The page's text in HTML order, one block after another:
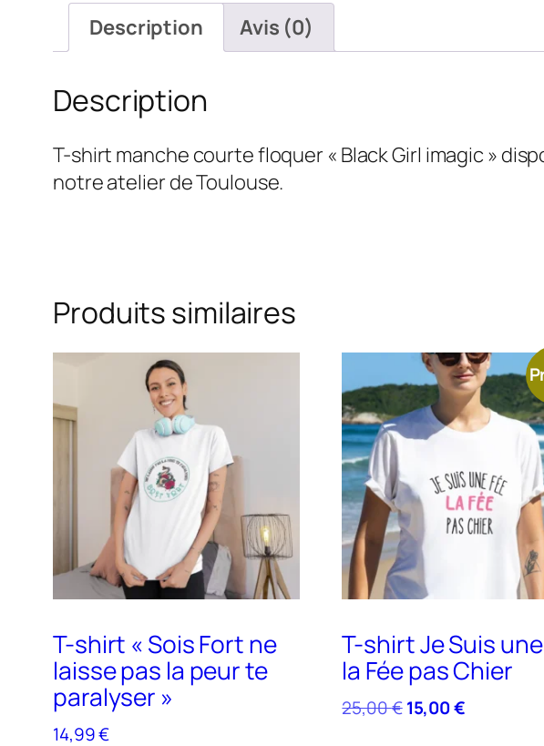
Description Avis (0)
Description
T-shirt manche courte floquer « Black Girl imagic »
notre atelier de Toulouse.
Produits similaires
T-shirt « Sois Fort ne
laisse pas la peur te
paralyser »
14,99€
T-shirt Je Suis
la Fée pas Chier
25,00€ Le
15,00€Le